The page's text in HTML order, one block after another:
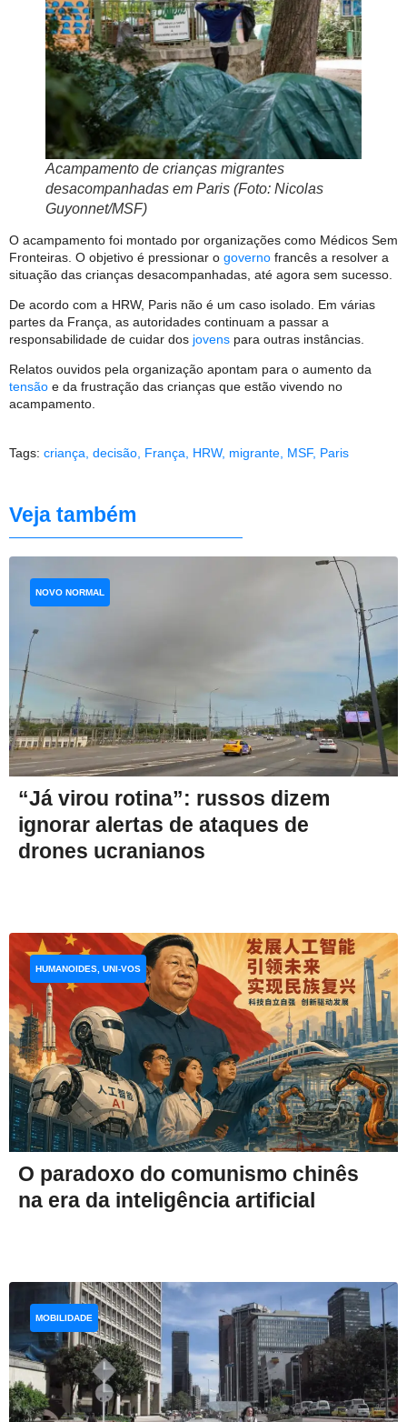
Acampamento de crianças migrantes
desacompanhadas em Paris (Foto: Nicolas
Guyonnet/MSF)
O acampamento foi montado por organizações como Médicos Sem
Fronteiras. O objetivo é pressionar o governo francês a resolver a
situação das crianças desacompanhadas, até agora sem sucesso.
De acordo com a HRW, Paris não é um caso isolado. Em várias
partes da França, as autoridades continuam a passar a
responsabilidade de cuidar dos jovens para outras instâncias.
Relatos ouvidos pela organização apontam para o aumento da
tensão e da frustração das crianças que estão vivendo no
acampamento.
Tags: criança decisão França HRW, migrante MSF, Paris
Veja também
“Já virou rotina”: russos dizem
ignorar alertas de ataques de
drones ucranianos
NOVO NORMAL
O paradoxo do comunismo chinês
na era da inteligência artificial
HUMANOIDES, UNI-VOS
MOBILIDADE